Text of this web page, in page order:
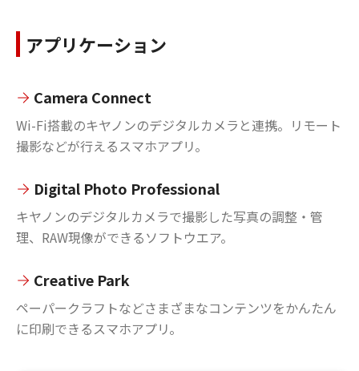
アプリケーション
Camera Connect
Wi-Fi搭載のキヤノンのデジタルカメラと連携。リモート
撮影などが行えるスマホアプリ。
Digital Photo Professional
キヤノンのデジタルカメラで撮影した写真の調整・管
理、RAW現像ができるソフトウエア。
Creative Park
ペーパークラフトなどさまざまなコンテンツをかんたん
に印刷できるスマホアプリ。